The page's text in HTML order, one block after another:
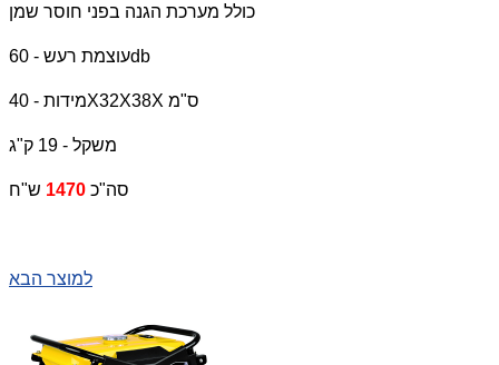
כולל מערכת הגנה בפני חוסר שמן
עוצמת רעש - 60db
מידות - 40X32X38X ס"מ
משקל - 19 ק"ג
סה"כ 1470 ש"ח
למוצר הבא